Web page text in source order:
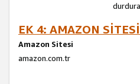
EK 4: AMAZON
Amazon Sitesi
amazon.com.tr